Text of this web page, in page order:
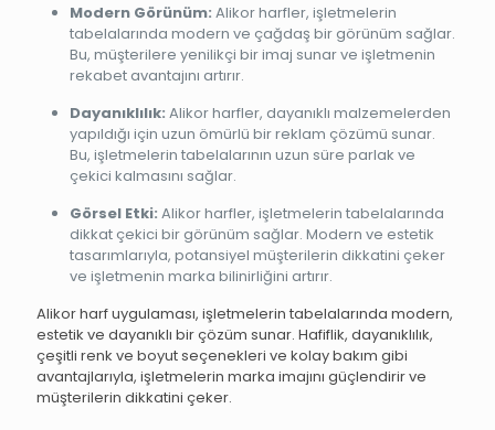
Modern Görünüm: Alikor harfler, işletmelerin
tabelalarında modern ve çağdaş bir görünüm sağlar.
Bu, müşterilere yenilikçi bir imaj sunar ve işletmenin
rekabet avantajını artırır.
Dayanıklılık: Alikor harfler, dayanıklı malzemelerden
yapıldığı için uzun ömürlü bir reklam çözümü sunar.
Bu, işletmelerin tabelalarının uzun süre parlak ve
çekici kalmasını sağlar.
Görsel Etki: Alikor harfler, işletmelerin tabelalarında
dikkat çekici bir görünüm sağlar. Modern ve estetik
tasarımlarıyla, potansiyel müşterilerin dikkatini çeker
ve işletmenin marka bilinirliğini artırır.
Alikor harf uygulaması, işletmelerin tabelalarında modern,
estetik ve dayanıklı bir çözüm sunar. Hafiflik, dayanıklılık,
çeşitli renk ve boyut seçenekleri ve kolay bakım gibi
avantajlarıyla, işletmelerin marka imajını güçlendirir ve
müşterilerin dikkatini çeker.